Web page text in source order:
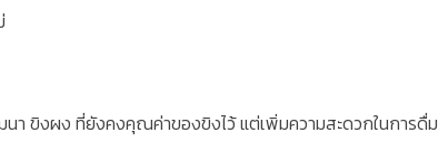
า ขิงผง ที่ยังคงคุณค่าของขิงไว้ แต่เพิ่มความสะดวกในการดื่ม